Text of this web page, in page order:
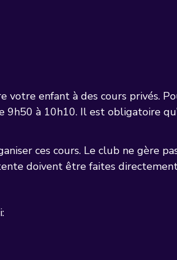
votre enfant à des cours privés.
9h50 à 10h10. Il est obligatoire
ces cours. Le club ne gère
doivent être faites